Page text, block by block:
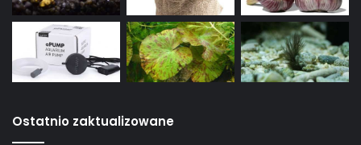
Ostatnio zaktualizowane